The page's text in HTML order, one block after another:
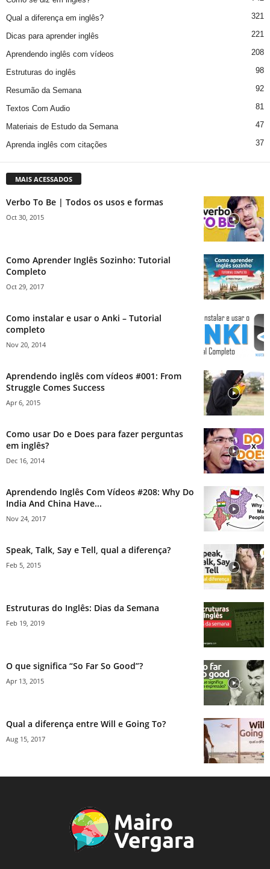
Qual a diferença em inglês? 321
Dicas para aprender inglês 221
Aprendendo inglês com vídeos 208
Estruturas do inglês 98
Resumão da Semana 92
Textos Com Audio 81
Materiais de Estudo da Semana 47
Aprenda inglês com citações 37
MAIS ACESSADOS
Verbo To Be | Todos os usos e formas
Oct 30, 2015
Como Aprender Inglês Sozinho: Tutorial
Completo
Oct 29, 2017
Como instalar e usar o Anki – Tutorial
completo
Nov 20, 2014
Aprendendo inglês com vídeos #001: From
Struggle Comes Success
Apr 6, 2015
Como usar Do e Does para fazer perguntas
em inglês?
Dec 16, 2014
Aprendendo Inglês Com Vídeos #208: Why Do
India And China Have...
Nov 24, 2017
Speak, Talk, Say e Tell, qual a diferença?
Feb 5, 2015
Estruturas do Inglês: Dias da Semana
Feb 19, 2019
O que significa “So Far So Good”?
Apr 13, 2015
Qual a diferença entre Will e Going To?
Aug 15, 2017